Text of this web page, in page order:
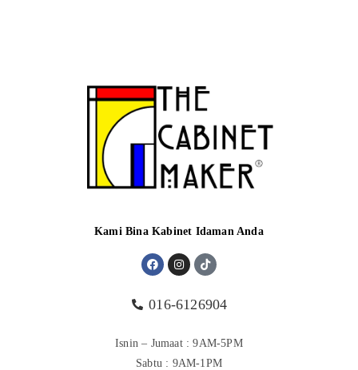
Kami Bina Kabinet Idaman Anda
016-6126904
Isnin – Jumaat : 9AM-5PM
Sabtu : 9AM-1PM